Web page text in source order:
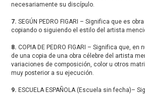
necesariamente su discípulo.
7.SEGÚN PEDRO FIGARI – Significa que es
copiando o siguiendo el estilo del artista
8.COPIA DE PEDRO FIGARI – Significa que,
de una copia de una obra célebre del artista
variaciones de composición, color u otros
muy posterior a su ejecución.
9. ESCUELA ESPAÑOLA (Escuela sin fecha)–